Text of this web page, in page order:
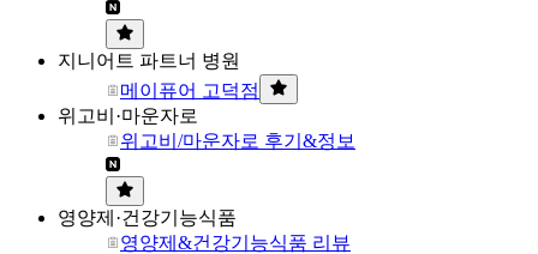
지니어트 파트너 병원
메이퓨어 고덕점
위고비·마운자로
위고비/마운자로 후기&정보
영양제·건강기능식품
영양제&건강기능식품 리뷰